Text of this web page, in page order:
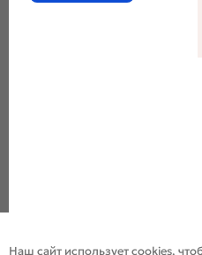
Наш сайт использует cookies,